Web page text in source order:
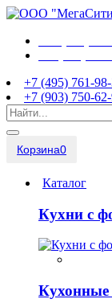
+7 (495) 761-
+7 (903) 750-
Корзина0
Каталог
Кухни с
Кухонные